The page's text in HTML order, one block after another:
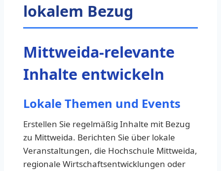
lokalem Bezug
Mittweida-relevante
Inhalte entwickeln
Lokale Themen und Events
Erstellen Sie regelmäßig Inhalte mit Bezug
zu Mittweida. Berichten Sie über lokale
Veranstaltungen, die Hochschule Mittweida,
regionale Wirtschaftsentwicklungen oder